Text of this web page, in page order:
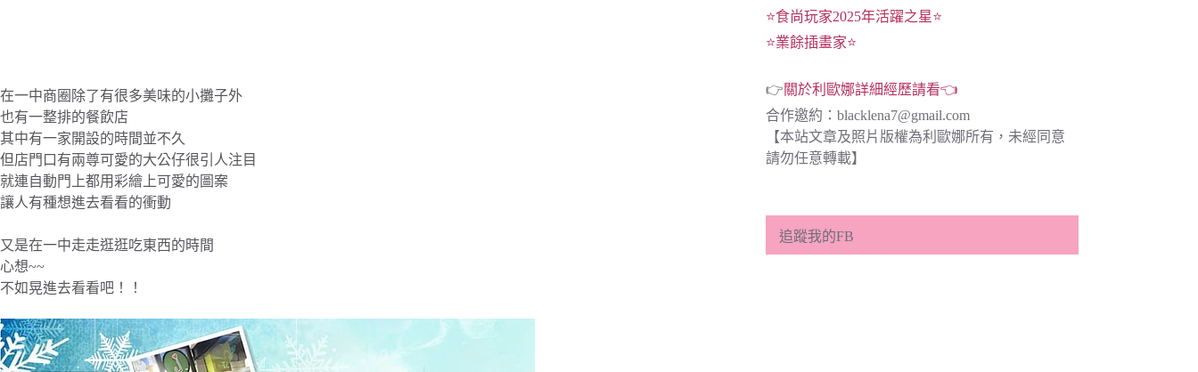
在一中商圈除了有很多美味的小攤子外
也有一整排的餐飲店
其中有一家開設的時間並不久
但店門口有兩尊可愛的大公仔很引人注目
就連自動門上都用彩繪上可愛的圖案
讓人有種想進去看看的衝動
又是在一中走走逛逛吃東西的時間
心想~~
不如晃進去看看吧！！
⭐食尚玩家2025年活躍之星⭐
⭐業餘插畫家⭐
👉關於利歐娜詳細經歷請看👈
合作邀約： blacklena7@gmail.com
【本站文章及照片版權為利歐娜所有，未經同意
請勿任意轉載】
追蹤我的FB